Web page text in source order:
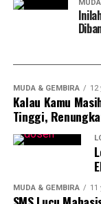
kendala yang di
di wilayah itu
Sinyal lemah
sekitarnya.
empat titik yang
kepada warga
Biaya Rp 50
terhitung
dengan biaya
lambat laun
MUDA & GEMBIRA 12
Kalau Kamu
Tinggi,
MUDA & GEMBIRA 11